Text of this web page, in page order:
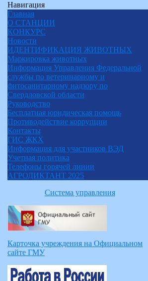
Навигация
Главная
О СТАНЦИИ
КОНКУРС
Новости
ИДЕНТИФИКАЦИЯ ЖИВОТНЫХ
Маркировка животных
Информация Управления Федеральной
службы по ветеринарному и
фитосанитарному надзору по
Свердловской области
Руководство
Бесплатная юридическая помощь
Противодействие коррупции
Контакты
ГИС ЖКХ
Информация для участников ВЭД
Учетная политика
Телефоны горячей линии
АГРОДИКТАНТ 2025
Система управления
Карточка учреждения на Официальном
сайте ГМУ